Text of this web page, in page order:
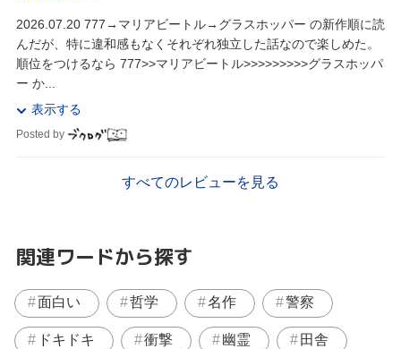
2026.07.20 777→マリアビートル→グラスホッパー の新作順に読
んだが、特に違和感もなくそれぞれ独立した話なので楽しめた。
順位をつけるなら 777>>マリアビートル>>>>>>>>>グラスホッパ
ー か...
表示する
Posted by
すべてのレビューを見る
関連ワードから探す
面白い 哲学 名作 警察
ドキドキ 衝撃 幽霊 田舎